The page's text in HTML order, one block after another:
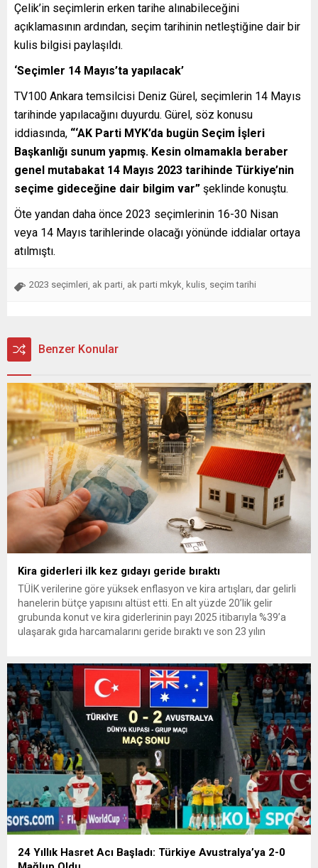
Çelik’in seçimlerin erken tarihe alınabileceğini
açıklamasının ardından, seçim tarihinin netleştiğine dair bir
kulis bilgisi paylaşıldı.
‘Seçimler 14 Mayıs’ta yapılacak’
TV100 Ankara temsilcisi Deniz Gürel, seçimlerin 14 Mayıs
tarihinde yapılacağını duyurdu. Gürel, söz konusu
iddiasında, “‘AK Parti MYK’da bugün Seçim İşleri
Başkanlığı sunum yapmış. Kesin olmamakla beraber
genel mutabakat 14 Mayıs 2023 tarihinde Türkiye’nin
seçime gideceğine dair bilgim var” şeklinde konuştu.
Öte yandan daha önce 2023 seçimlerinin 16-30 Nisan
veya 14 Mayıs tarihlerinde olacağı yönünde iddialar ortaya
atılmıştı.
2023 seçimleri ak parti ak parti mkyk kulis seçim tarihi
Benzer Konular
Kira giderleri ilk kez gıdayı geride bıraktı
TÜİK verilerine göre yüksek enflasyon ve kira artışları, dar gelirli
hanelerin bütçe yapısını altüst etti. En alt yüzde 20’lik gelir
grubunda konut ve kira giderlerinin payı 2025 itibarıyla %39’a
ulaşarak gıda harcamalarını geride bıraktı ve son 23 yılın
24 Yıllık Hasret Acı Başladı: Türkiye Avustralya’ya 2-0